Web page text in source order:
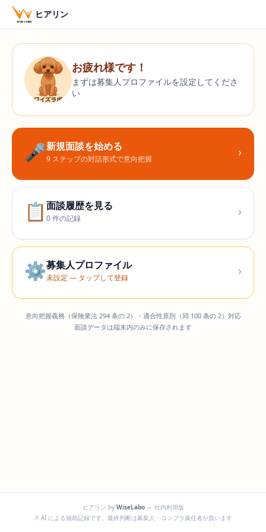
ヒアリン
お疲れ様です ！
まずは募集人プロファイルを設定してくださ
い
🎤新規面談を始める
9 ステップの対話形式で意向把握 ›
📋 面談履歴を見る
0 件の記録 ›
⚙募集人プロファイル
未設定 — タップして登録 ›
意向把握義務（保険業法 294 条の 2）・適合性原則（同 100 条の 2）対応
面談データは端末内のみに保存されます
ヒアリン by WiseLabo— 社内利用版
※ AI による補助記録です。最終判断は募集人・コンプラ責任者が負います